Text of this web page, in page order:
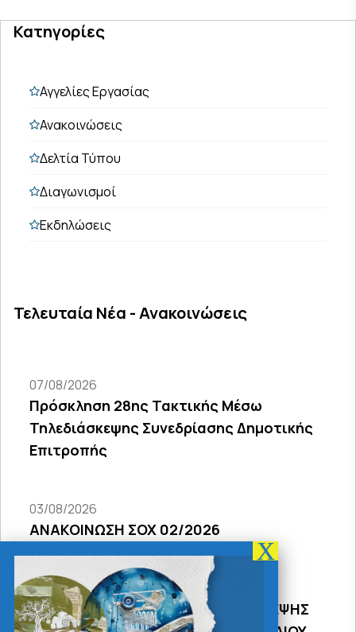
Κατηγορίες
Αγγελίες Εργασίας
Ανακοινώσεις
Δελτία Τύπου
Διαγωνισμοί
Εκδηλώσεις
Τελευταία Νέα - Ανακοινώσεις
07/08/2026
Πρόσκληση 28ης Τακτικής Μέσω
Τηλεδιάσκεψης Συνεδρίασης Δημοτικής
Επιτροπής
03/08/2026
ΑΝΑΚΟΙΝΩΣΗ ΣΟΧ 02/2026
31/07/2026
ΠΡΟΣΚΛΗΣΗ 18Σ ΜΕΣΩ ΤΗΛΕΔΙΑΣΚΕΨΗΣ